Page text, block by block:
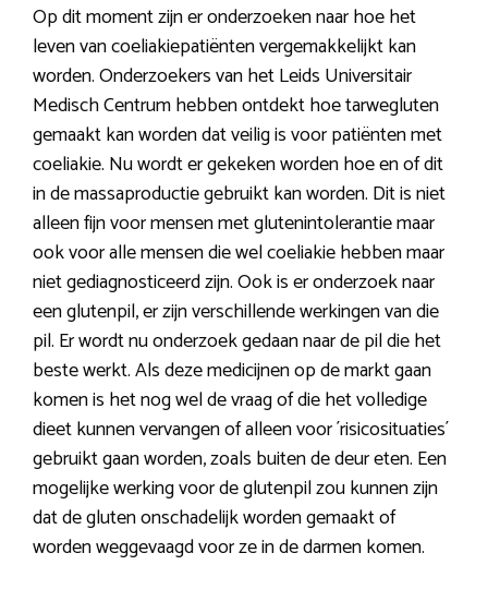
Op dit moment zijn er onderzoeken naar hoe het
leven van coeliakiepatiënten vergemakkelijkt kan
worden. Onderzoekers van het Leids Universitair
Medisch Centrum hebben ontdekt hoe tarwegluten
gemaakt kan worden dat veilig is voor patiënten met
coeliakie. Nu wordt er gekeken worden hoe en of dit
in de massaproductie gebruikt kan worden. Dit is niet
alleen fijn voor mensen met glutenintolerantie maar
ook voor alle mensen die wel coeliakie hebben maar
niet gediagnosticeerd zijn. Ook is er onderzoek naar
een glutenpil, er zijn verschillende werkingen van die
pil. Er wordt nu onderzoek gedaan naar de pil die het
beste werkt. Als deze medicijnen op de markt gaan
komen is het nog wel de vraag of die het volledige
dieet kunnen vervangen of alleen voor ´risicosituaties´
gebruikt gaan worden, zoals buiten de deur eten. Een
mogelijke werking voor de glutenpil zou kunnen zijn
dat de gluten onschadelijk worden gemaakt of
worden weggevaagd voor ze in de darmen komen.